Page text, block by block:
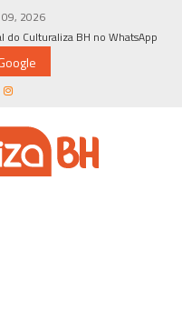
2026
do Culturaliza BH no WhatsApp